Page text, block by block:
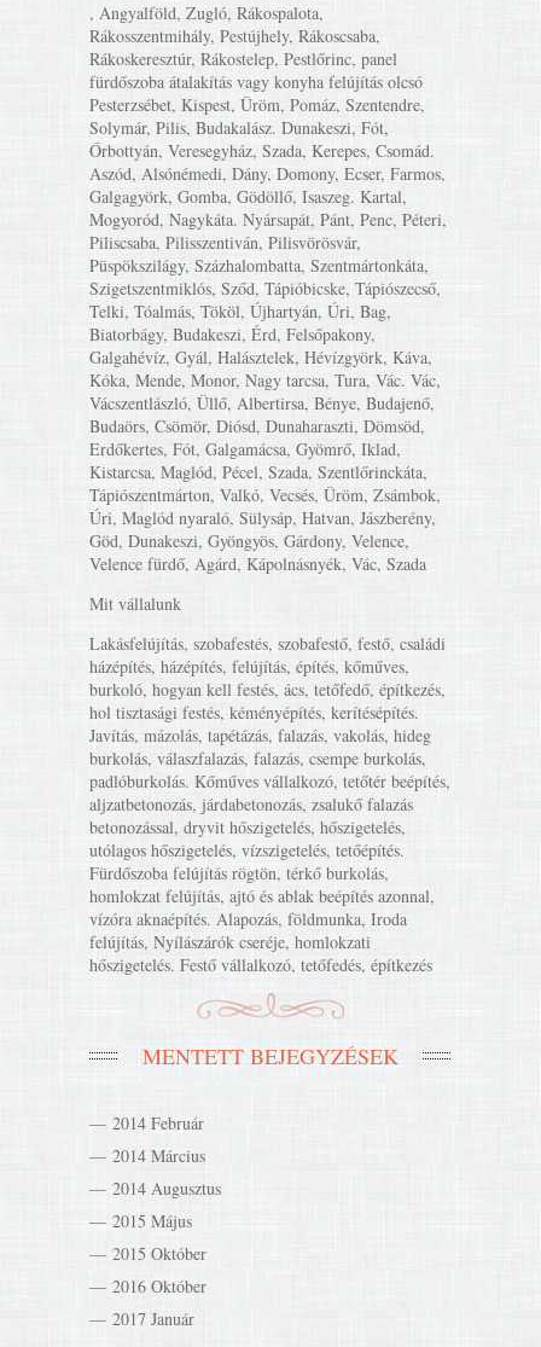
, Angyalföld, Zugló, Rákospalota,
Rákosszentmihály, Pestújhely, Rákoscsaba,
Rákoskeresztúr, Rákostelep, Pestlőrinc, panel
fürdőszoba átalakítás vagy konyha felújítás olcsó
Pesterzsébet, Kispest, Üröm, Pomáz, Szentendre,
Solymár, Pilis, Budakalász. Dunakeszi, Fót,
Őrbottyán, Veresegyház, Szada, Kerepes, Csomád.
Aszód, Alsónémedi, Dány, Domony, Ecser, Farmos,
Galgagyörk, Gomba, Gödöllő, Isaszeg. Kartal,
Mogyoród, Nagykáta. Nyársapát, Pánt, Penc, Péteri,
Piliscsaba, Pilisszentiván, Pilisvörösvár,
Püspökszilágy, Százhalombatta, Szentmártonkáta,
Szigetszentmiklós, Sződ, Tápióbicske, Tápiószecső,
Telki, Tóalmás, Tököl, Újhartyán, Úri, Bag,
Biatorbágy, Budakeszi, Érd, Felsőpakony,
Galgahévíz, Gyál, Halásztelek, Hévízgyörk, Káva,
Kóka, Mende, Monor, Nagy tarcsa, Tura, Vác. Vác,
Vácszentlászló, Üllő, Albertirsa, Bénye, Budajenő,
Budaörs, Csömör, Diósd, Dunaharaszti, Dömsöd,
Erdőkertes, Fót, Galgamácsa, Gyömrő, Iklad,
Kistarcsa, Maglód, Pécel, Szada, Szentlőrinckáta,
Tápiószentmárton, Valkó, Vecsés, Üröm, Zsámbok,
Úri, Maglód nyaraló, Sülysáp, Hatvan, Jászberény,
Göd, Dunakeszi, Gyöngyös, Gárdony, Velence,
Velence fürdő, Agárd, Kápolnásnyék, Vác, Szada
Mit vállalunk
Lakásfelújítás, szobafestés, szobafestő, festő, családi
házépítés, házépítés, felújítás, építés, kőműves,
burkoló, hogyan kell festés, ács, tetőfedő, építkezés,
hol tisztasági festés, kéményépítés, kerítésépítés.
Javítás, mázolás, tapétázás, falazás, vakolás, hideg
burkolás, válaszfalazás, falazás, csempe burkolás,
padlóburkolás. Kőműves vállalkozó, tetőtér beépítés,
aljzatbetonozás, járdabetonozás, zsalukő falazás
betonozással, dryvit hőszigetelés, hőszigetelés,
utólagos hőszigetelés, vízszigetelés, tetőépítés.
Fürdőszoba felújítás rögtön, térkő burkolás,
homlokzat felújítás, ajtó és ablak beépítés azonnal,
vízóra aknaépítés. Alapozás, földmunka, Iroda
felújítás, Nyílászárók cseréje, homlokzati
hőszigetelés. Festő vállalkozó, tetőfedés, építkezés
MENTETT BEJEGYZÉSEK
2014 Február
2014 Március
2014 Augusztus
2015 Május
2015 Október
2016 Október
2017 Január